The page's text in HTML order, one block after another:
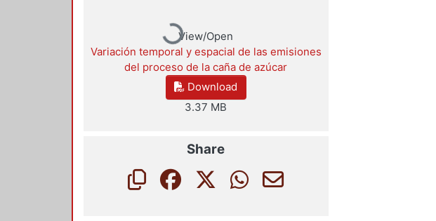
Loading...
View/Open
Variación temporal y espacial de las emisiones
del proceso de la caña de azúcar
Download
3.37 MB
Share